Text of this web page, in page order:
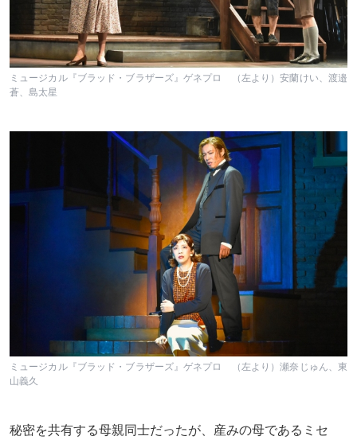
ミュージカル『ブラッド・ブラザーズ』ゲネプロ （左より）安蘭けい、渡邉
蒼、島太星
ミュージカル『ブラッド・ブラザーズ』ゲネプロ （左より）瀬奈じゅん、東
山義久
秘密を共有する母親同士だったが、産みの母であるミセ